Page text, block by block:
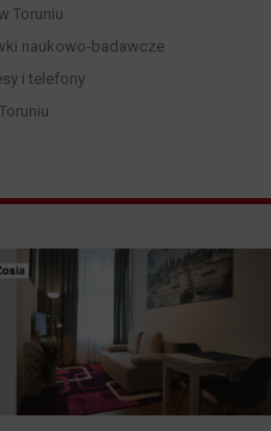
Toruniu
naukowo-badawcze
i telefony